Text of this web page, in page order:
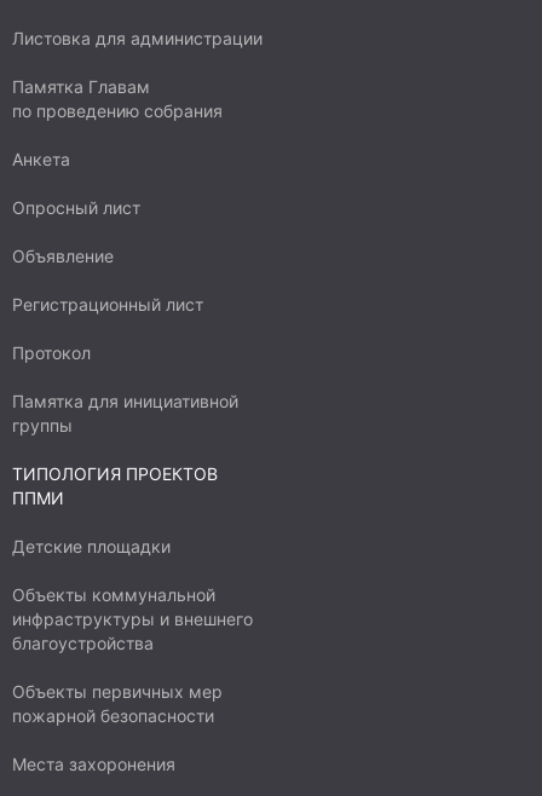
Листовка для администрации
Памятка Главам
по проведению собрания
Анкета
Опросный лист
Объявление
Регистрационный лист
Протокол
Памятка для инициативной
группы
ТИПОЛОГИЯ ПРОЕКТОВ
ППМИ
Детские площадки
Объекты коммунальной
инфраструктуры и внешнего
благоустройства
Объекты первичных мер
пожарной безопасности
Места захоронения